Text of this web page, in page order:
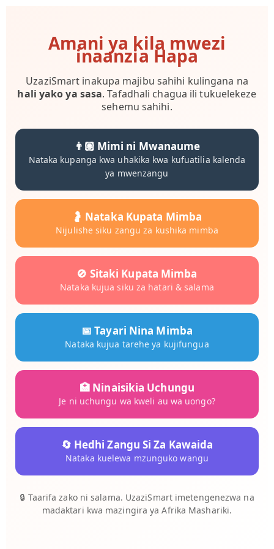
Amani ya kila mwezi
inaanzia Hapa
UzaziSmart inakupa majibu sahihi kulingana na
hali yako ya sasa. Tafadhali chagua ili tukuelekeze
sehemu sahihi.
👨🏽‍ Mimi ni Mwanaume
Nataka kupanga kwa uhakika kwa kufuatilia kalenda
ya mwenzangu
🤰 Nataka Kupata Mimba
Nijulishe siku zangu za kushika mimba
🚫 Sitaki Kupata Mimba
Nataka kujua siku za hatari & salama
📅 Tayari Nina Mimba
Nataka kujua tarehe ya kujifungua
🏥 Ninaisikia Uchungu
Je ni uchungu wa kweli au wa uongo?
🔄 Hedhi Zangu Si Za Kawaida
Nataka kuelewa mzunguko wangu
🔒 Taarifa zako ni salama. UzaziSmart imetengenezwa na
madaktari kwa mazingira ya Afrika Mashariki.